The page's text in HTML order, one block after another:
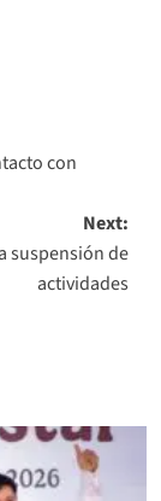
con
Next:
suspensión de
actividades